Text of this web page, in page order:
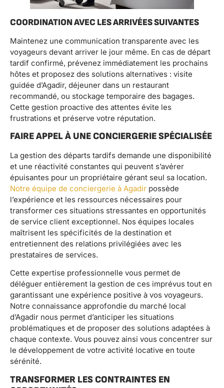
COORDINATION AVEC LES ARRIVÉES SUIVANTES
Maintenez une communication transparente avec les
voyageurs devant arriver le jour même. En cas de départ
tardif confirmé, prévenez immédiatement les prochains
hôtes et proposez des solutions alternatives : visite
guidée d’Agadir, déjeuner dans un restaurant
recommandé, ou stockage temporaire des bagages.
Cette gestion proactive des attentes évite les
frustrations et préserve votre réputation.
FAIRE APPEL À UNE CONCIERGERIE SPÉCIALISÉE
La gestion des départs tardifs demande une disponibilité
et une réactivité constantes qui peuvent s’avérer
épuisantes pour un propriétaire gérant seul sa location.
Notre équipe de conciergerie à Agadir possède
l’expérience et les ressources nécessaires pour
transformer ces situations stressantes en opportunités
de service client exceptionnel. Nos équipes locales
maîtrisent les spécificités de la destination et
entretiennent des relations privilégiées avec les
prestataires de services.
Cette expertise professionnelle vous permet de
déléguer entièrement la gestion de ces imprévus tout en
garantissant une expérience positive à vos voyageurs.
Notre connaissance approfondie du marché local
d’Agadir nous permet d’anticiper les situations
problématiques et de proposer des solutions adaptées à
chaque contexte. Vous pouvez ainsi vous concentrer sur
le développement de votre activité locative en toute
sérénité.
TRANSFORMER LES CONTRAINTES EN